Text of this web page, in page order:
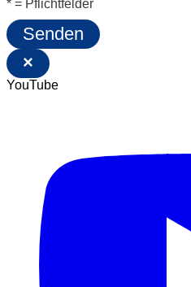
* = Pflichtfelder
Senden
×
YouTube